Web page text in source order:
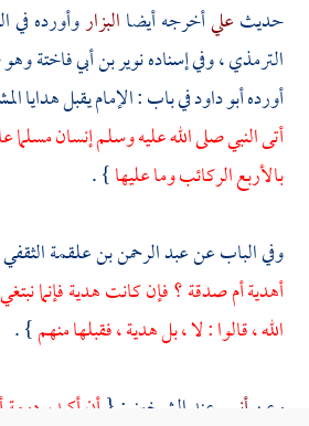
حديثعليأخرجه أيضاالبزاروأورده في
الترمذي، وفي إسنادهنوير بن أبي فاختة
أوردهأبو داودفي باب : الإمام يقبل هدايا
أتى النبي صلى الله عليه وسلم إنسان مسلما
بالأربع الركائب وما عليها} .
وفي الباب عنعبد الرحمن بن علقمة الثقفي
أهدية أم صدقة ؟ فإن كانت هدية فإنما
الله ، قالوا : لا ، بل هدية ، فقبلها منهم} .
وعن أنس عند الشيخين : {أن أكيدر دومة